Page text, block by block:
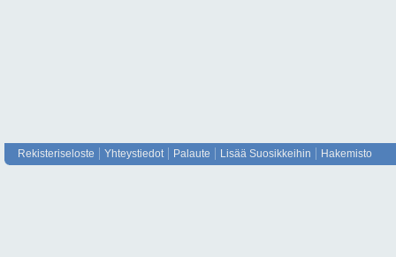
Rekisteriseloste Yhteystiedot Palaute Lisää Suosikkeihin Hakemisto